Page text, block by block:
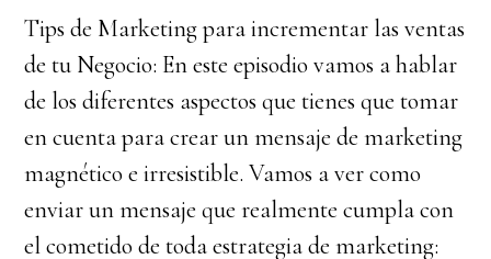
Tips de Marketing para incrementar las ventas
de tu Negocio: En este episodio vamos a hablar
de los diferentes aspectos que tienes que tomar
en cuenta para crear un mensaje de marketing
magnético e irresistible. Vamos a ver como
enviar un mensaje que realmente cumpla con
el cometido de toda estrategia de marketing: